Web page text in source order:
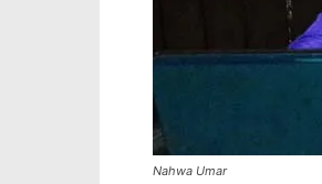
Nahwa Umar